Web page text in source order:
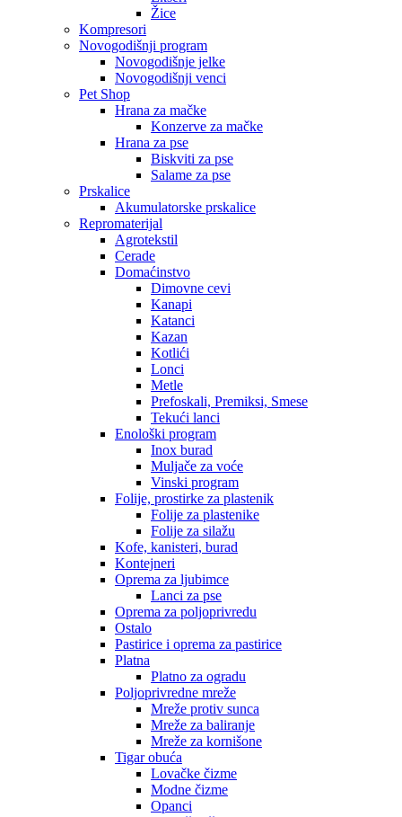
Žice
Kompresori
Novogodišnji program
Novogodišnje jelke
Novogodišnji venci
Pet Shop
Hrana za mačke
Konzerve za mačke
Hrana za pse
Biskviti za pse
Salame za pse
Prskalice
Akumulatorske prskalice
Repromaterijal
Agrotekstil
Cerade
Domaćinstvo
Dimovne cevi
Kanapi
Katanci
Kazan
Kotlići
Lonci
Metle
Prefoskali, Premiksi, Smese
Tekući lanci
Enološki program
Inox burad
Muljače za voće
Vinski program
Folije, prostirke za plastenik
Folije za plastenike
Folije za silažu
Kofe, kanisteri, burad
Kontejneri
Oprema za ljubimce
Lanci za pse
Oprema za poljoprivredu
Ostalo
Pastirice i oprema za pastirice
Platna
Platno za ogradu
Poljoprivredne mreže
Mreže protiv sunca
Mreže za baliranje
Mreže za kornišone
Tigar obuća
Lovačke čizme
Modne čizme
Opanci